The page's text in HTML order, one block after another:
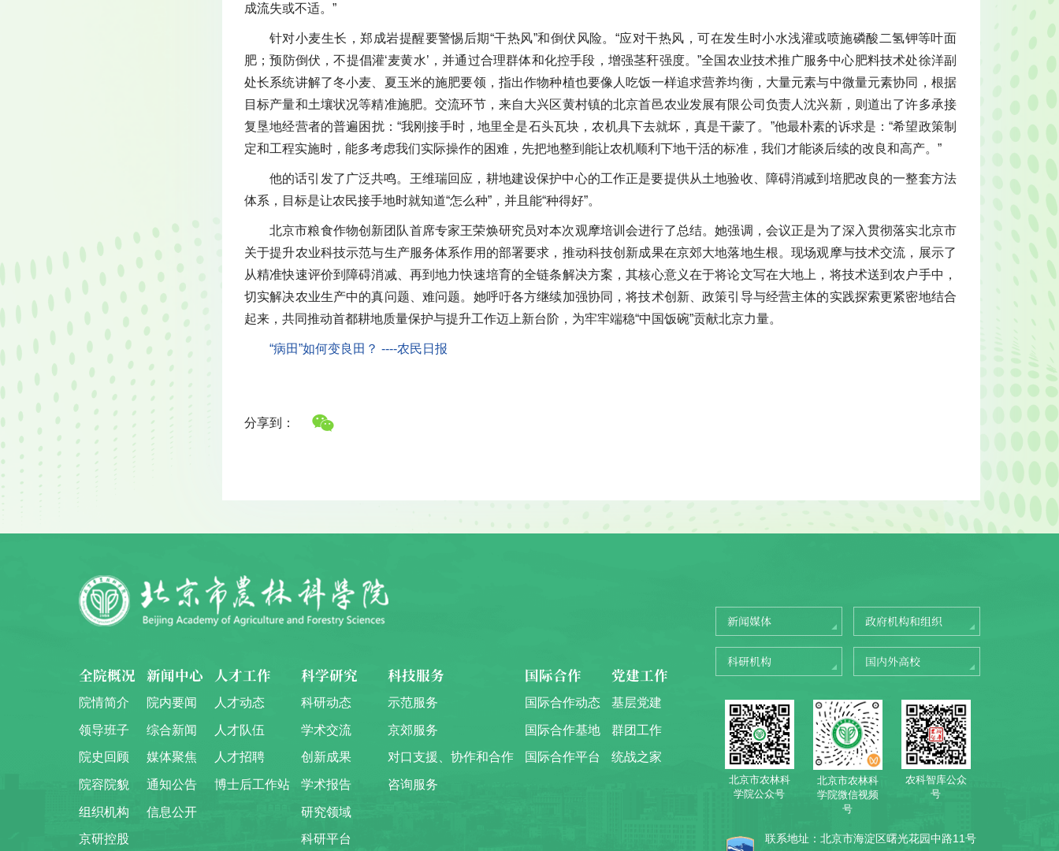
成流失或不适。”
针对小麦生长，郑成岩提醒要警惕后期“干热风”和倒伏风险。“应对干热风，可在发生时小水浅灌或喷施磷酸二氢钾等叶面
肥；预防倒伏，不提倡灌‘麦黄水’，并通过合理群体和化控手段，增强茎秆强度。”全国农业技术推广服务中心肥料技术处徐洋副
处长系统讲解了冬小麦、夏玉米的施肥要领，指出作物种植也要像人吃饭一样追求营养均衡，大量元素与中微量元素协同，根据
目标产量和土壤状况等精准施肥。交流环节，来自大兴区黄村镇的北京首邑农业发展有限公司负责人沈兴新，则道出了许多承接
复垦地经营者的普遍困扰：“我刚接手时，地里全是石头瓦块，农机具下去就坏，真是干蒙了。”他最朴素的诉求是：“希望政策制
定和工程实施时，能多考虑我们实际操作的困难，先把地整到能让农机顺利下地干活的标准，我们才能谈后续的改良和高产。”
他的话引发了广泛共鸣。王维瑞回应，耕地建设保护中心的工作正是要提供从土地验收、障碍消减到培肥改良的一整套方法
体系，目标是让农民接手地时就知道“怎么种”，并且能“种得好”。
北京市粮食作物创新团队首席专家王荣焕研究员对本次观摩培训会进行了总结。她强调，会议正是为了深入贯彻落实北京市
关于提升农业科技示范与生产服务体系作用的部署要求，推动科技创新成果在京郊大地落地生根。现场观摩与技术交流，展示了
从精准快速评价到障碍消减、再到地力快速培育的全链条解决方案，其核心意义在于将论文写在大地上，将技术送到农户手中，
切实解决农业生产中的真问题、难问题。她呼吁各方继续加强协同，将技术创新、政策引导与经营主体的实践探索更紧密地结合
起来，共同推动首都耕地质量保护与提升工作迈上新台阶，为牢牢端稳“中国饭碗”贡献北京力量。
“病田”如何变良田？ ----农民日报
分享到：
全院概况
院情简介
领导班子
院史回顾
院容院貌
组织机构
京研控股
新闻中心
院内要闻
综合新闻
媒体聚焦
通知公告
信息公开
人才工作
人才动态
人才队伍
人才招聘
博士后工作站
科学研究
科研动态
学术交流
创新成果
学术报告
研究领域
科研平台
科技服务
示范服务
京郊服务
对口支援、协作和合作
咨询服务
国际合作
国际合作动态
国际合作基地
国际合作平台
党建工作
基层党建
群团工作
统战之家
新闻媒体 政府机构和组织
科研机构 国内外高校
北京市农林科
学院公众号
北京市农林科
学院微信视频
号
农科智库公众
号
联系地址：北京市海淀区曙光花园中路11号